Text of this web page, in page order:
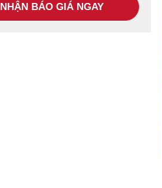
NHẬN BÁO GIÁ NGAY